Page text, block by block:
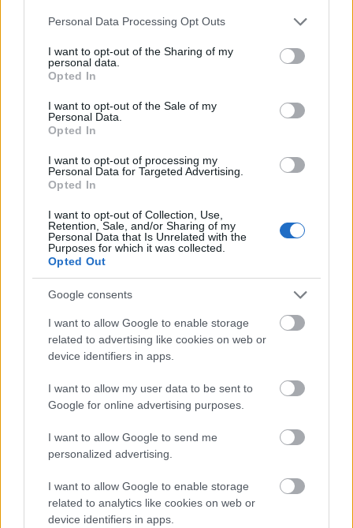
Please note that this website/app uses one or more Google
not limited to your visit or usage behaviour. You may click to
grant or deny consent to Google and its third-party tags to
use your data for below specified purposes in below Google
consent section.
Personal Data Processing Opt Outs
I want to opt-out of the Sharing of my
personal data.
Opted In
I want to opt-out of the Sale of my
Personal Data.
Opted In
I want to opt-out of processing my
Personal Data for Targeted Advertising.
Opted In
I want to opt-out of Collection, Use,
Retention, Sale, and/or Sharing of my
Personal Data that Is Unrelated with the
Purposes for which it was collected.
Opted Out
Google consents
I want to allow Google to enable storage
related to advertising like cookies on web or
device identifiers in apps.
I want to allow my user data to be sent to
Google for online advertising purposes.
I want to allow Google to send me
personalized advertising.
I want to allow Google to enable storage
related to analytics like cookies on web or
device identifiers in apps.
3’300
SEK 37’950
2’500
SEK 28’750
1’900
SEK 21’850
1’600
SEK 18’400
CHF
1’400
SEK 16’100
Tabellen visar endast de tio främsta men prispengar delas
ut till de 20 bästa i varje lopp.
Tre tävlingsorter återstår
Kvar av världscupen återstår endast tre
tävlingar. Oslo till helgen den 15-16 mars,